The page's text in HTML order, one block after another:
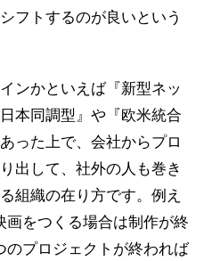
フトするのが良いという
ンかといえば『新型ネッ
本同調型』や『欧米統合
った上で、会社からプロ
出して、社外の人も巻き
組織の在り方です。例え
画をつくる場合は制作が終
のプロジェクトが終われば